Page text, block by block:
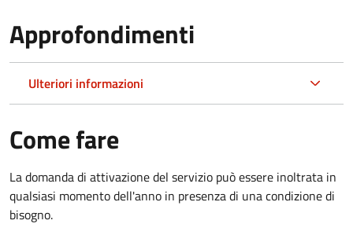
Approfondimenti
Ulteriori informazioni
Come fare
La domanda di attivazione del servizio può essere inoltrata in
qualsiasi momento dell'anno in presenza di una condizione di
bisogno.